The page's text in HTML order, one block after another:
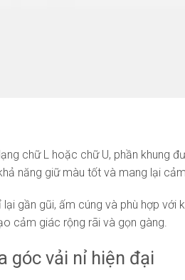
chữ L hoặc chữ U, phần khung
năng giữ màu tốt và mang lại
gần gũi, ấm cúng và phù hợp với
cảm giác rộng rãi và gọn gàng.
góc vải nỉ hiện đại